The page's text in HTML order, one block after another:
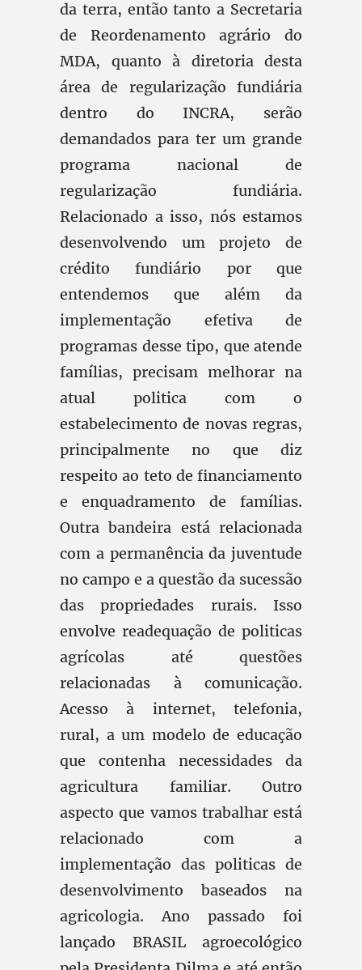
da terra, então tanto a Secretaria
de Reordenamento agrário do
MDA, quanto à diretoria desta
área de regularização fundiária
dentro do INCRA, serão
demandados para ter um grande
programa nacional de
regularização fundiária.
Relacionado a isso, nós estamos
desenvolvendo um projeto de
crédito fundiário por que
entendemos que além da
implementação efetiva de
programas desse tipo, que atende
famílias, precisam melhorar na
atual politica com o
estabelecimento de novas regras,
principalmente no que diz
respeito ao teto de financiamento
e enquadramento de famílias.
Outra bandeira está relacionada
com a permanência da juventude
no campo e a questão da sucessão
das propriedades rurais. Isso
envolve readequação de politicas
agrícolas até questões
relacionadas à comunicação.
Acesso à internet, telefonia,
rural, a um modelo de educação
que contenha necessidades da
agricultura familiar. Outro
aspecto que vamos trabalhar está
relacionado com a
implementação das politicas de
desenvolvimento baseados na
agricologia. Ano passado foi
lançado BRASIL agroecológico